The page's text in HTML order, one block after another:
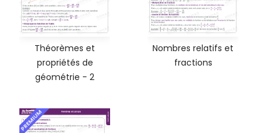
Théorèmes et
propriétés de
géométrie - 2
Nombres relatifs et
fractions
PREMIUM